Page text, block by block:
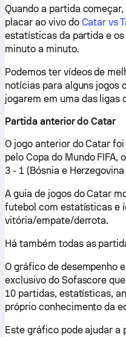
Quando a partida
placar ao vivo do Catar vs
estatísticas da partida e
minuto a minuto.
Podemos ter vídeos de
notícias para alguns jogos
jogarem em uma das ligas
Partida anterior do Catar
O jogo anterior do Catar
pelo Copa do Mundo
3 - 1 (Bósnia e
A guia de jogos do Catar
futebol com estatísticas e
vitória/empate/derrota.
Há também todas as
O gráfico de desempenho
exclusivo do Sofascore
10 partidas, estatísticas,
próprio conhecimento da
Este gráfico pode ajudar